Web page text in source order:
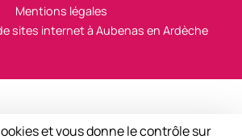
Mentions légales
sites internet à Aubenas en Ardèche
et vous donne le contrôle sur